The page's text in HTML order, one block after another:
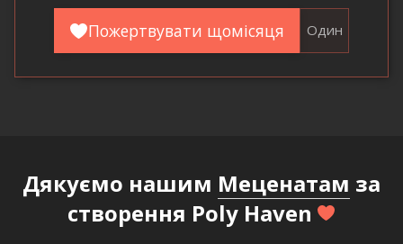
Пожертвувати щомісяця Один
Дякуємо нашим Меценатам за
створення Poly Haven